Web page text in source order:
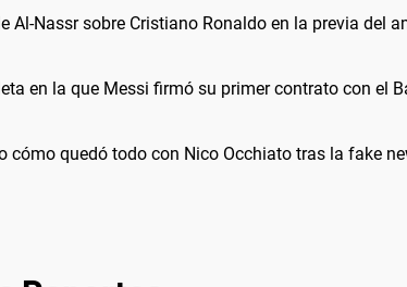
Al-Nassr sobre Cristiano Ronaldo en la previa del
en la que Messi firmó su primer contrato con el
cómo quedó todo con Nico Occhiato tras la fake